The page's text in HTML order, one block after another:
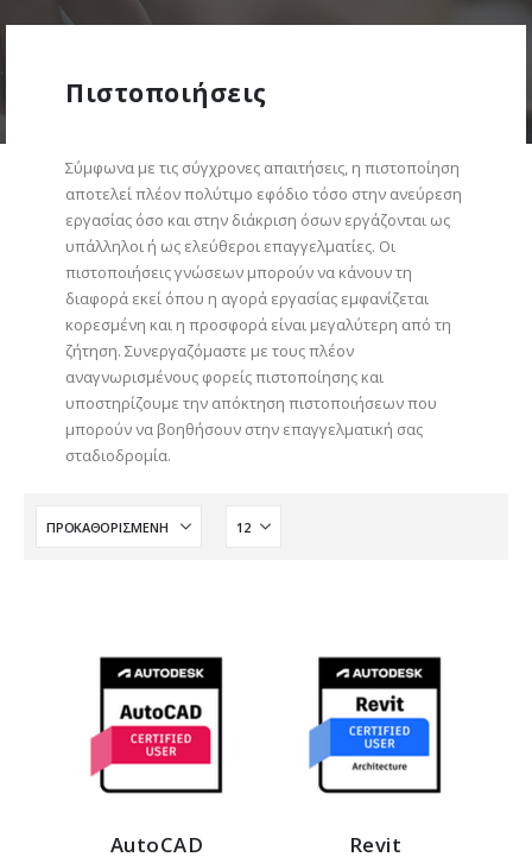
Πιστοποιήσεις
Σύμφωνα με τις σύγχρονες απαιτήσεις, η πιστοποίηση
αποτελεί πλέον πολύτιμο εφόδιο τόσο στην ανεύρεση
εργασίας όσο και στην διάκριση όσων εργάζονται ως
υπάλληλοι ή ως ελεύθεροι επαγγελματίες. Οι
πιστοποιήσεις γνώσεων μπορούν να κάνουν τη
διαφορά εκεί όπου η αγορά εργασίας εμφανίζεται
κορεσμένη και η προσφορά είναι μεγαλύτερη από τη
ζήτηση. Συνεργαζόμαστε με τους πλέον
αναγνωρισμένους φορείς πιστοποίησης και
υποστηρίζουμε την απόκτηση πιστοποιήσεων που
μπορούν να βοηθήσουν στην επαγγελματική σας
σταδιοδρομία.
AutoCAD
Revit